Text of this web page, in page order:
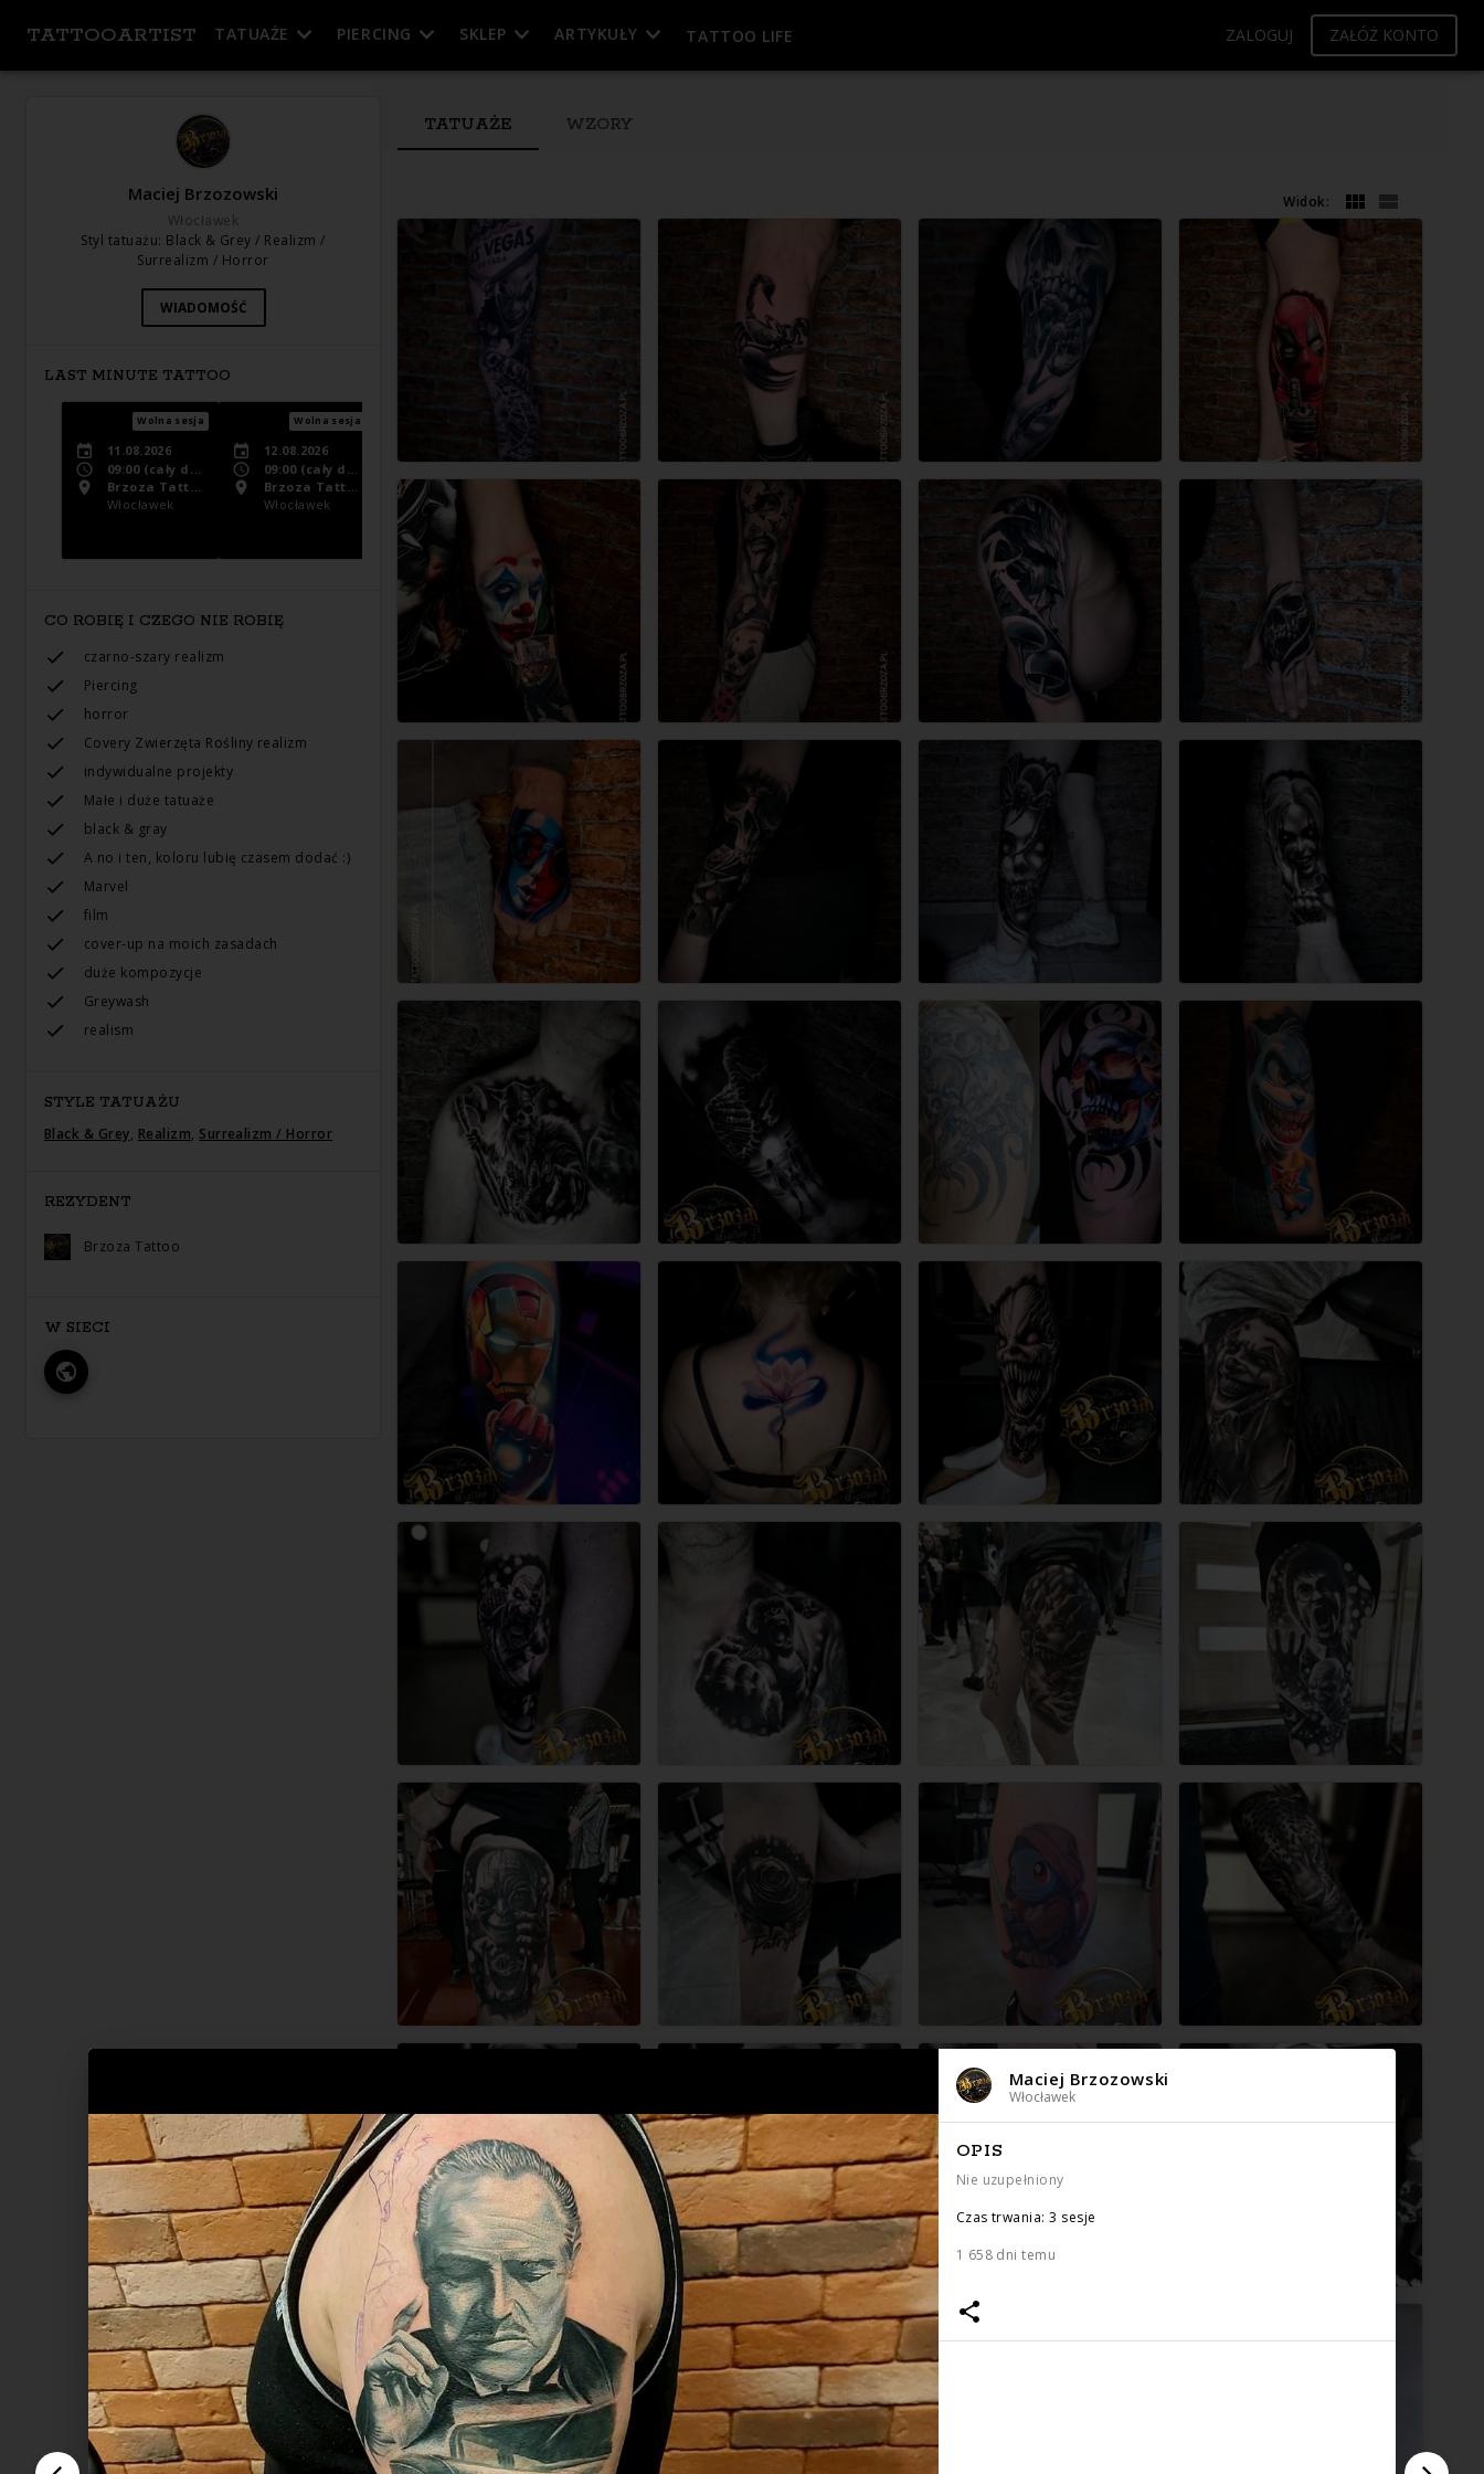
TATTOOARTIST TATUAŻE PIERCING SKLEP ARTYKUŁY TATTOO LIFE ZALOGUJ ZAŁÓŻ KONTO
Maciej Brzozowski
Włocławek
Styl tatuażu: Black & Grey / Realizm /
Surrealizm / Horror
WIADOMOŚĆ
LAST MINUTE TATTOO
Wolna sesja
11.08.2026
09:00(cały dzień)
Brzoza Tattoo
Włocławek
Wolna sesja
12.08.2026
09:00(cały dzień)
Brzoza Tattoo
Włocławek
CO ROBIĘ I CZEGO NIE ROBIĘ
czarno-szary realizm
Piercing
horror
Сovery Zwierzęta Rośliny realizm
indywidualne projekty
Małe i duże tatuaże
black & gray
A no i ten, koloru lubię czasem dodać :)
Marvel
film
cover-up na moich zasadach
duże kompozycje
Greywash
realism
STYLE TATUAŻU
Black & Grey, Realizm, Surrealizm / Horror
REZYDENT
Brzoza Tattoo
W SIECI
TATUAŻE WZORY
Widok:
Maciej Brzozowski
Włocławek
OPIS
Nie uzupełniony
Czas trwania: 3 sesje
1 658 dni temu